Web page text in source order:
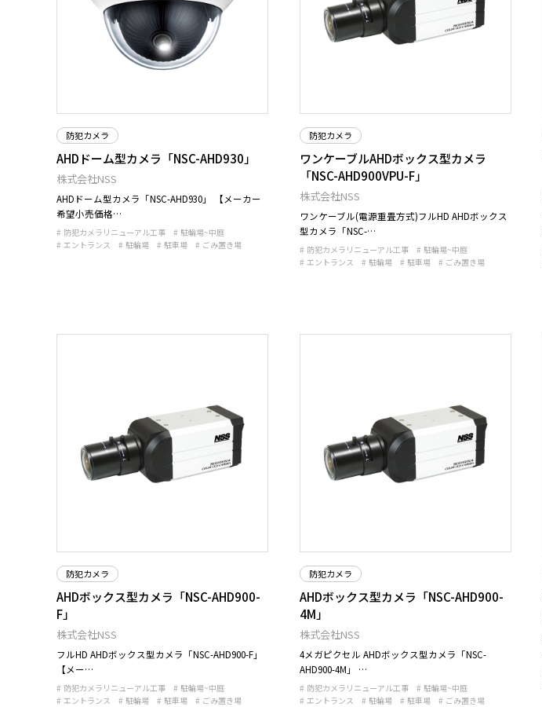
防犯カメラ
AHDドーム型カメラ「NSC-AHD930」
株式会社NSS
AHDドーム型カメラ「NSC-AHD930」 【メーカー
希望小売価格…
防犯カメラリニューアル工事
駐輪場~中庭
エントランス
駐輪場 駐車場 ごみ置き場
防犯カメラ
ワンケーブルAHDボックス型カメラ
「NSC-AHD900VPU-F」
株式会社NSS
ワンケーブル(電源重畳方式)フルHD AHDボックス
型カメラ「NSC-…
防犯カメラリニューアル工事
駐輪場~中庭
エントランス
駐輪場 駐車場 ごみ置き場
防犯カメラ
AHDボックス型カメラ「NSC-AHD900-
F」
株式会社NSS
フルHD AHDボックス型カメラ「NSC-AHD900-F」
【メー…
防犯カメラリニューアル工事
駐輪場~中庭
エントランス
駐輪場 駐車場 ごみ置き場
防犯カメラ
AHDボックス型カメラ「NSC-AHD900-
4M」
株式会社NSS
4メガピクセル AHDボックス型カメラ「NSC-
AHD900-4M」 …
防犯カメラリニューアル工事
駐輪場~中庭
エントランス
駐輪場 駐車場 ごみ置き場